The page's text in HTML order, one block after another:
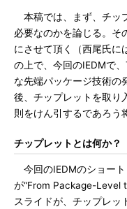
本稿では、まず、チッ
必要なのかを論じる。そ
にさせて頂く（西尾氏に
の上で、今回のIEDMで
な先端パッケージ技術の
後、チップレットを取り
則をけん引するであろう
チップレットとは何か？
今回のIEDMのショー
が“From Package-Level
スライドが、チップレッ